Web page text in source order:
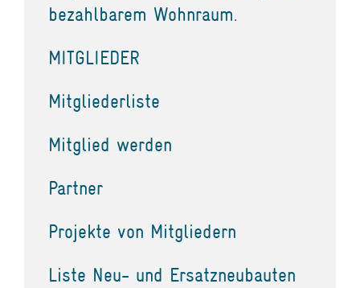
bezahlbarem Wohnraum.
MITGLIEDER
Mitgliederliste
Mitglied werden
Partner
Projekte von Mitgliedern
Liste Neu- und Ersatzneubauten